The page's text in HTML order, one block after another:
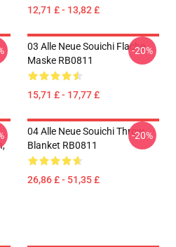
12,71 £ - 13,82 £
03 Alle Neue Souichi Flache
Maske RB0811
15,71 £ - 17,77 £
-20%
04 Alle Neue Souichi Throw
Blanket RB0811
26,86 £ - 51,35 £
-20%